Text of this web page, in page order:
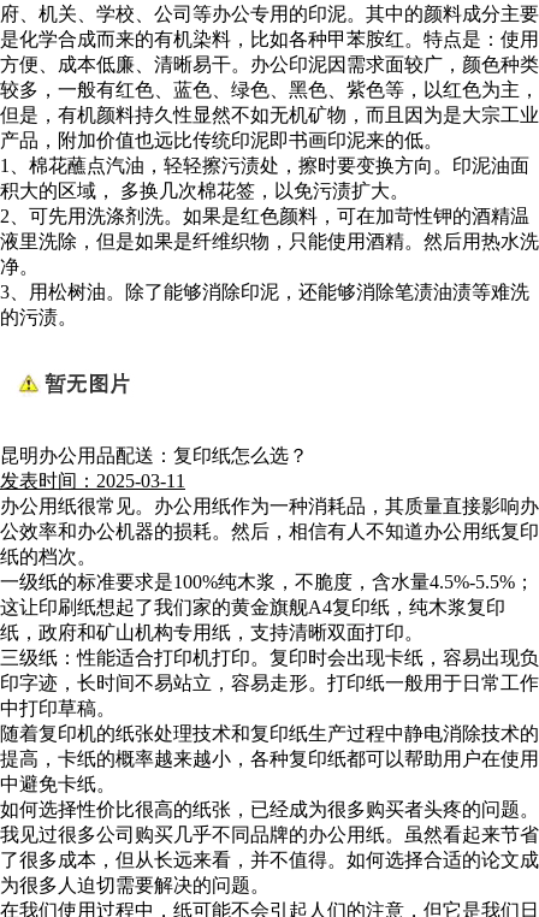
府、机关、学校、公司等办公专用的印泥。其中的颜料成分主要
是化学合成而来的有机染料，比如各种甲苯胺红。特点是：使用
方便、成本低廉、清晰易干。办公印泥因需求面较广，颜色种类
较多，一般有红色、蓝色、绿色、黑色、紫色等，以红色为主，
但是，有机颜料持久性显然不如无机矿物，而且因为是大宗工业
产品，附加价值也远比传统印泥即书画印泥来的低。
1、棉花蘸点汽油，轻轻擦污渍处，擦时要变换方向。印泥油面
积大的区域， 多换几次棉花签，以免污渍扩大。
2、可先用洗涤剂洗。如果是红色颜料，可在加苛性钾的酒精温
液里洗除，但是如果是纤维织物，只能使用酒精。然后用热水洗
净。
3、用松树油。除了能够消除印泥，还能够消除笔渍油渍等难洗
的污渍。
昆明办公用品配送：复印纸怎么选？
发表时间：2025-03-11
办公用纸很常见。办公用纸作为一种消耗品，其质量直接影响办
公效率和办公机器的损耗。然后，相信有人不知道办公用纸复印
纸的档次。
一级纸的标准要求是100%纯木浆，不脆度，含水量4.5%-5.5%；
这让印刷纸想起了我们家的黄金旗舰A4复印纸，纯木浆复印
纸，政府和矿山机构专用纸，支持清晰双面打印。
三级纸：性能适合打印机打印。复印时会出现卡纸，容易出现负
印字迹，长时间不易站立，容易走形。打印纸一般用于日常工作
中打印草稿。
随着复印机的纸张处理技术和复印纸生产过程中静电消除技术的
提高，卡纸的概率越来越小，各种复印纸都可以帮助用户在使用
中避免卡纸。
如何选择性价比很高的纸张，已经成为很多购买者头疼的问题。
我见过很多公司购买几乎不同品牌的办公用纸。虽然看起来节省
了很多成本，但从长远来看，并不值得。如何选择合适的论文成
为很多人迫切需要解决的问题。
在我们使用过程中，纸可能不会引起人们的注意，但它是我们日